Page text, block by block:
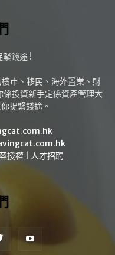
錢途 !
市、移民、海外置業、財
投資新手定係資產管理大
捉緊錢途。
授權 人才招聘